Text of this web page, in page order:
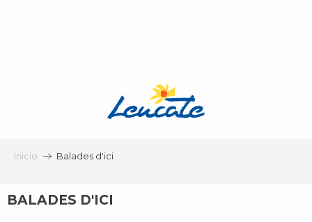
Inicio Balades d'ici
BALADES D'ICI